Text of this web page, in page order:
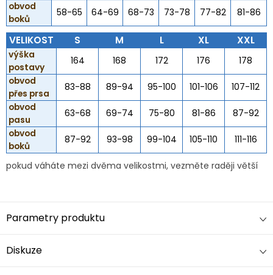
obvod
boků
58-65 64-69 68-73 73-78 77-82 81-86
VELIKOST S M L XL XXL
výška
postavy
164 168 172 176
178
obvod
přes prsa
83-88 89-94 95-100 101-106
107-112
obvod
pasu
63-68 69-74 75-80 81-86
87-92
obvod
boků
87-92 93-98 99-104 105-110 111-116
pokud váháte mezi dvěma velikostmi, vezměte raději větší
Parametry produktu
Diskuze